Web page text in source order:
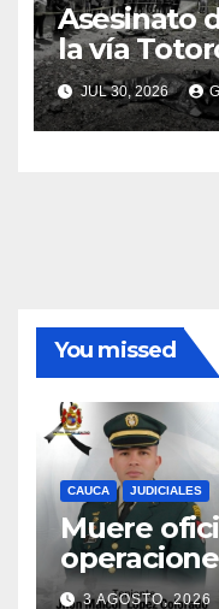
Asesinato
la vía
JUL 30, 2026
You missed
CAUCA JUDICIALES
Muere
el sur del
3 AGOSTO, 2026